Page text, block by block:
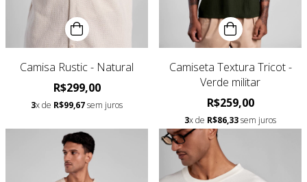
Camisa Rustic - Natural
R$299,00
3x de R$99,67sem juros
Camiseta Textura Tricot -
Verde militar
R$259,00
3x de R$86,33sem juros